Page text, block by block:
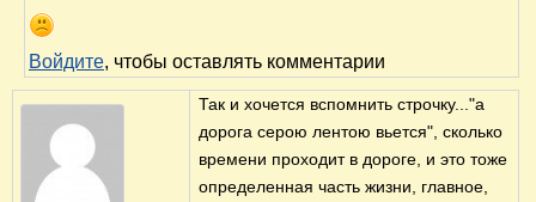
Войдите, чтобы оставлять комментарии
Так и хочется вспомнить строчку..."а
дорога серою лентою вьется", сколько
времени проходит в дороге, и это тоже
определенная часть жизни, главное,